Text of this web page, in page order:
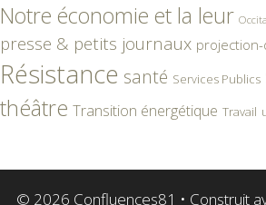
Notre économie et la leur
presse & petits journaux
Résistance santé Services Publics
théâtre Transition énergétique Travail
© 2026 Confluences81 • Construit